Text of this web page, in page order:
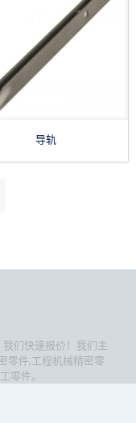
导轨
们快速报价！我们主
零件,工程机械精密零
零件。